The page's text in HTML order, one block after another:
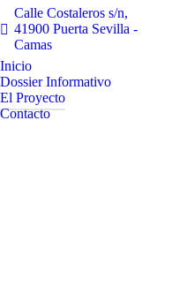
Calle Costaleros s/n,
41900 Puerta Sevilla -
Camas
Inicio
Dossier Informativo
El Proyecto
Contacto